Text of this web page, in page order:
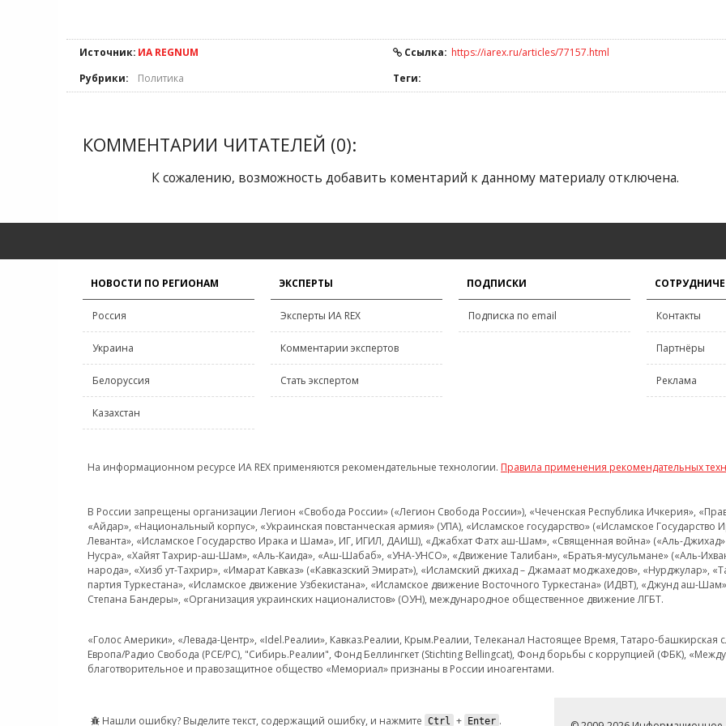
Источник: ИА REGNUM Ссылка: https://iarex.ru/articles/77157.html
Рубрики:
Политика Теги:
КОММЕНТАРИИ ЧИТАТЕЛЕЙ (0):
К сожалению, возможность добавить коментарий к данному материалу отключена.
НОВОСТИ ПО РЕГИОНАМ
Россия
Украина
Белоруссия
Казахстан
ЭКСПЕРТЫ
Эксперты ИА REX
Комментарии экспертов
Стать экспертом
ПОДПИСКИ
Подписка по email Контакты
Партнёры
Реклама
На информационном ресурсе ИА REX применяются рекомендательные технологии. Правила применения рекомендательных
В России запрещены организации Легион «Свобода России» («Легион Свобода России»), «Чеченская Республика Ичкерия»,
«Айдар», «Национальный корпус», «Украинская повстанческая армия» (УПА), «Исламское государство» («Исламское
Леванта», «Исламское Государство Ирака и Шама», ИГ, ИГИЛ, ДАИШ), «Джабхат Фатх аш-Шам», «Священная война» («Аль-Джихад»
Нусра», «Хайят Тахрир-аш-Шам», «Аль-Каида», «Аш-Шабаб», «УНА-УНСО», «Движение Талибан», «Братья-мусульмане» («Аль-
народа», «Хизб ут-Тахрир», «Имарат Кавказ» («Кавказский Эмират»), «Исламский джихад – Джамаат моджахедов», «Нурджулар»,
партия Туркестана», «Исламское движение Узбекистана», «Исламское движение Восточного Туркестана» (ИДВТ), «Джунд аш-
Степана Бандеры», «Организация украинских националистов» (ОУН), международное общественное движение ЛГБТ.
«Голос Америки», «Левада-Центр», «Idel.Реалии», Кавказ.Реалии, Крым.Реалии, Телеканал Настоящее Время, Татаро-
Европа/Радио Свобода (PCE/PC), "Сибирь.Реалии", Фонд Беллингкет (Stichting Bellingcat), Фонд борьбы с коррупцией (ФБК),
благотворительное и правозащитное общество «Мемориал» признаны в России иноагентами.
Нашли ошибку? Выделите текст, содержащий ошибку, и нажмите Ctrl + Enter .